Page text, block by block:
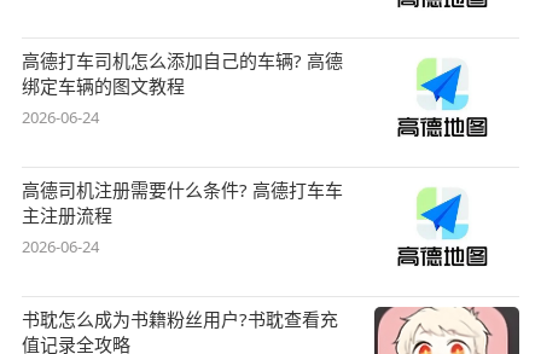
高德打车司机怎么添加自己的车辆? 高德
绑定车辆的图文教程
2026-06-24
高德司机注册需要什么条件? 高德打车车
主注册流程
2026-06-24
书耽怎么成为书籍粉丝用户?书耽查看充
值记录全攻略